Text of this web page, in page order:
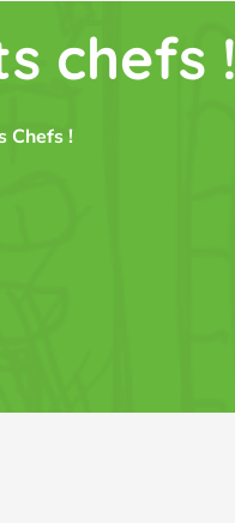
chefs !
Chefs !